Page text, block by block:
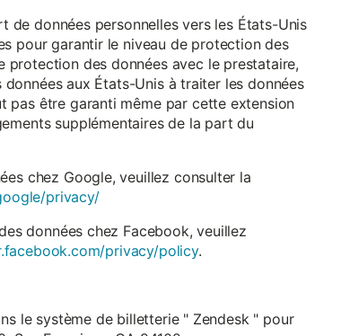
données personnelles vers les États-Unis
pour garantir le niveau de protection des
protection des données avec le prestataire,
aux États-Unis à traiter les données
pas être garanti même par cette extension
supplémentaires de la part du
chez Google, veuillez consulter la
privacy/
données chez Facebook, veuillez
privacy/policy.
le système de billetterie " Zendesk " pour